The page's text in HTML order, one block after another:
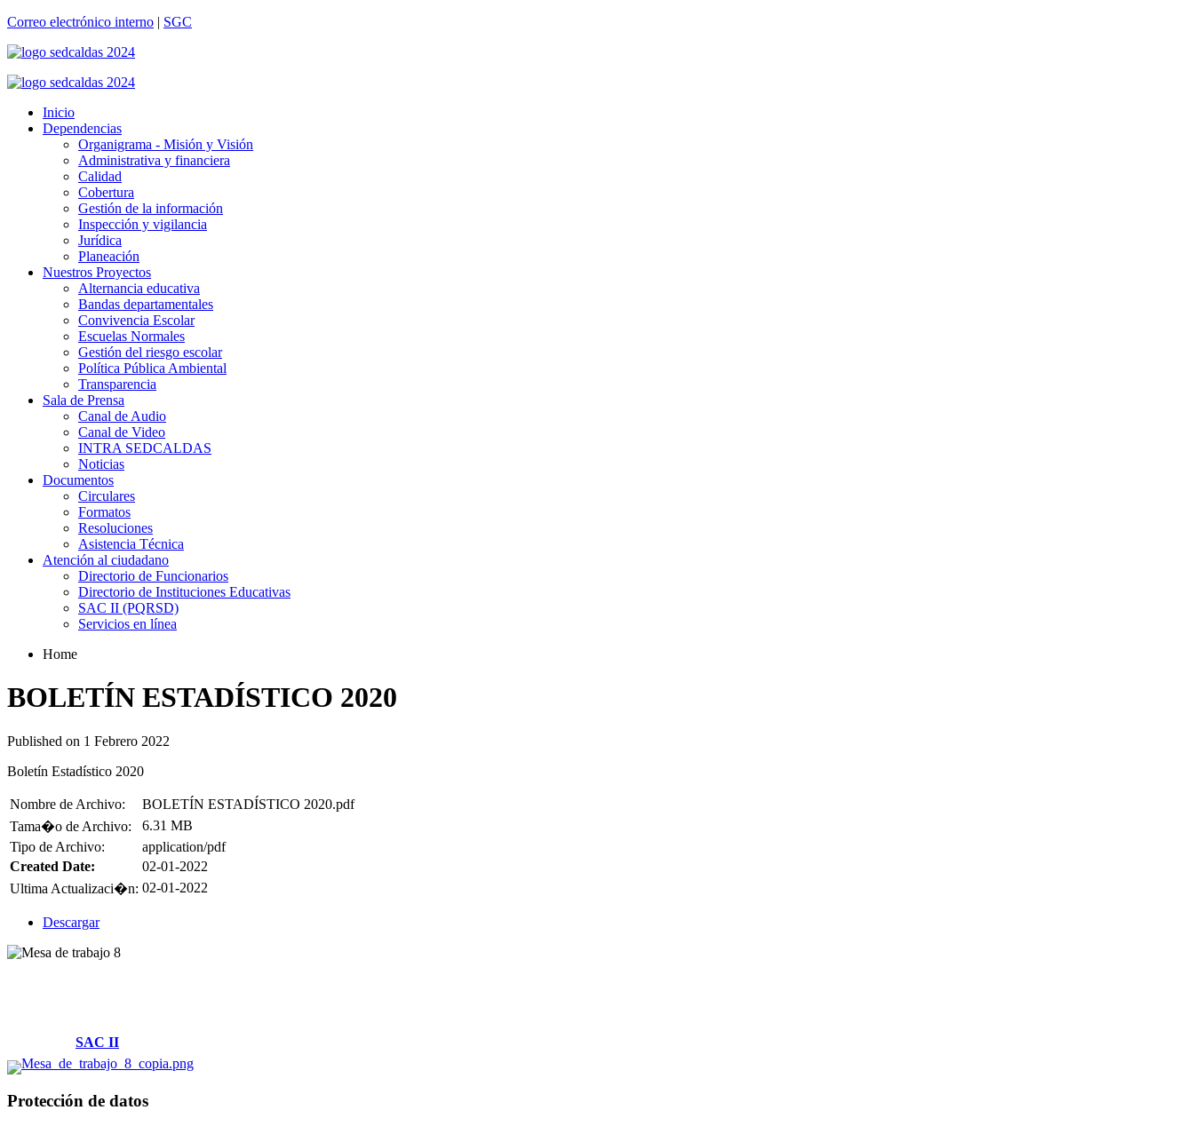
Correo electrónico interno | SGC
Inicio
Dependencias
Organigrama - Misión y Visión
Administrativa y financiera
Calidad
Cobertura
Gestión de la información
Inspección y vigilancia
Jurídica
Planeación
Nuestros Proyectos
Alternancia educativa
Bandas departamentales
Convivencia Escolar
Escuelas Normales
Gestión del riesgo escolar
Política Pública Ambiental
Transparencia
Sala de Prensa
Canal de Audio
Canal de Video
INTRA SEDCALDAS
Noticias
Documentos
Circulares
Formatos
Resoluciones
Asistencia Técnica
Atención al ciudadano
Directorio de Funcionarios
Directorio de Instituciones Educativas
SAC II (PQRSD)
Servicios en línea
Home
BOLETÍN ESTADÍSTICO 2020
Published on 1 Febrero 2022
Boletín Estadístico 2020
Nombre de Archivo:
BOLETÍN ESTADÍSTICO 2020.pdf
Tama�o de Archivo:
6.31 MB
Tipo de Archivo:
application/pdf
Created Date:
02-01-2022
Ultima Actualizaci�n: 02-01-2022
Descargar
SAC II
Protección de datos